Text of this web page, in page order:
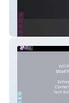
Salon